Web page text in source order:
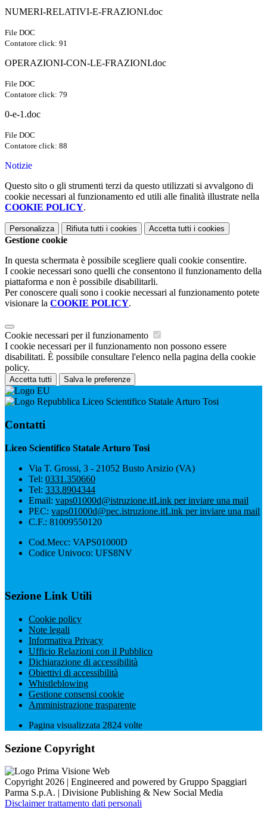
NUMERI-RELATIVI-E-FRAZIONI.doc
File DOC
Contatore click: 91
OPERAZIONI-CON-LE-FRAZIONI.doc
File DOC
Contatore click: 79
0-e-1.doc
File DOC
Contatore click: 88
Notizie
Questo sito o gli strumenti terzi da questo utilizzati si avvalgono di
cookie necessari al funzionamento ed utili alle finalità illustrate nella
COOKIE POLICY.
Personalizza Rifiuta tutti i cookies Accetta tutti i cookies
Gestione cookie
In questa schermata è possibile scegliere quali cookie consentire.
I cookie necessari sono quelli che consentono il funzionamento della
piattaforma e non è possibile disabilitarli.
Per conoscere quali sono i cookie necessari al funzionamento potete
visionare la COOKIE POLICY.
Cookie necessari per il funzionamento
I cookie necessari per il funzionamento non possono essere
disabilitati. È possibile consultare l'elenco nella pagina della cookie
policy.
Accetta tutti Salva le preferenze
Liceo Scientifico Statale Arturo Tosi
Contatti
Liceo Scientifico Statale Arturo Tosi
Via T. Grossi, 3 - 21052 Busto Arsizio (VA)
Tel: 0331.350660
Tel: 333.8904344
Email: vaps01000d@istruzione.itLink per inviare una mail
PEC: vaps01000d@pec.istruzione.itLink per inviare una mail
C.F.: 81009550120
Cod.Mecc: VAPS01000D
Codice Univoco: UFS8NV
Sezione Link Utili
Cookie policy
Note legali
Informativa Privacy
Ufficio Relazioni con il Pubblico
Dichiarazione di accessibilità
Obiettivi di accessibilità
Whistleblowing
Gestione consensi cookie
Amministrazione trasparente
Pagina visualizzata 2824 volte
Sezione Copyright
Copyright 2026 | Engineered and powered by Gruppo Spaggiari
Parma S.p.A. | Divisione Publishing & New Social Media
Disclaimer trattamento dati personali